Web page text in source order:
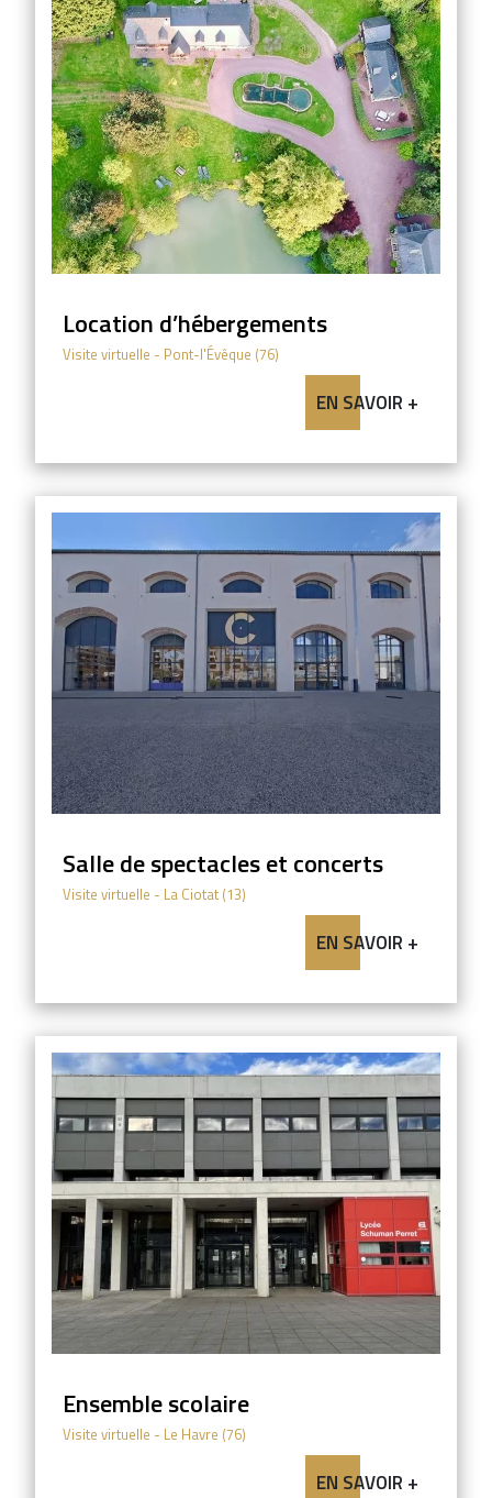
Location d’hébergements
Visite virtuelle - Pont-l'Évêque (76)
EN SAVOIR +
Salle de spectacles et concerts
Visite virtuelle - La Ciotat (13)
EN SAVOIR +
Ensemble scolaire
Visite virtuelle - Le Havre (76)
EN SAVOIR +